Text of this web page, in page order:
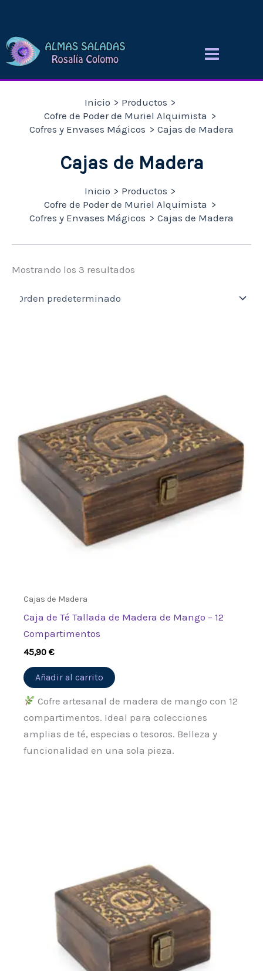
contenido
Inicio
Productos
Cofre de Poder de Muriel Alquimista
Cofres y Envases Mágicos
Cajas de Madera
Cajas de Madera
Inicio
Productos
Cofre de Poder de Muriel Alquimista
Cofres y Envases Mágicos
Cajas de Madera
Mostrando los 3 resultados
Cajas de Madera
Caja de Té Tallada de Madera de Mango – 12
Compartimentos
45,90€
Añadir al carrito
Cofre artesanal de madera de mango con 12
compartimentos. Ideal para colecciones
amplias de té, especias o tesoros. Belleza y
funcionalidad en una sola pieza.